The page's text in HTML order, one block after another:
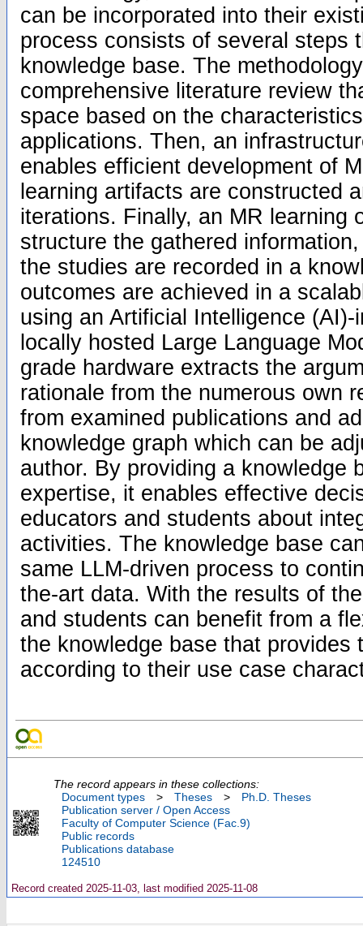
can be incorporated into their
process consists of several steps
knowledge base. The
comprehensive literature review
space based on the
applications. Then, an
enables efficient development of
learning artifacts are constructed
iterations. Finally, an MR learning
structure the gathered
the studies are recorded in a
outcomes are achieved in a
using an Artificial Intelligence
locally hosted Large Language
grade hardware extracts the
rationale from the numerous own
from examined publications and
knowledge graph which can be
author. By providing a knowledge
expertise, it enables effective
educators and students about
activities. The knowledge base
same LLM-driven process to
the-art data. With the results of
and students can benefit from a
the knowledge base that provides
according to their use case
The record appears in these collections:
Document types
> Theses >
Ph.D. Theses
Publication server / Open Access
Faculty of Computer Science (Fac.9)
Public records
Publications database
124510
Record created 2025-11-03, last modified 2025-11-08